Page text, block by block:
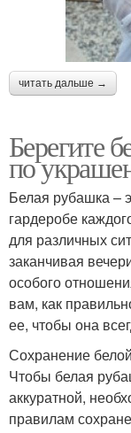
читать дальше →
Берегите
по
Белая рубашка –
гардеробе
для различных
заканчивая
особого
вам, как
ее, чтобы она
Сохранение
Чтобы белая
аккуратной,
правилам